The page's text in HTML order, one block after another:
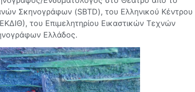
Σκηνογράφων (SBTD), του Ελληνικού Κέντρου
του Επιμελητηρίου Εικαστικών Τεχνών
Ελλάδος.